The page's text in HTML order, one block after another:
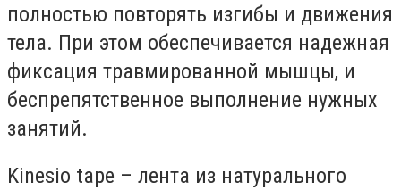
полностью повторять изгибы и движения
тела. При этом обеспечивается надежная
фиксация травмированной мышцы, и
беспрепятственное выполнение нужных
занятий.
Kinesio tape – лента из натурального